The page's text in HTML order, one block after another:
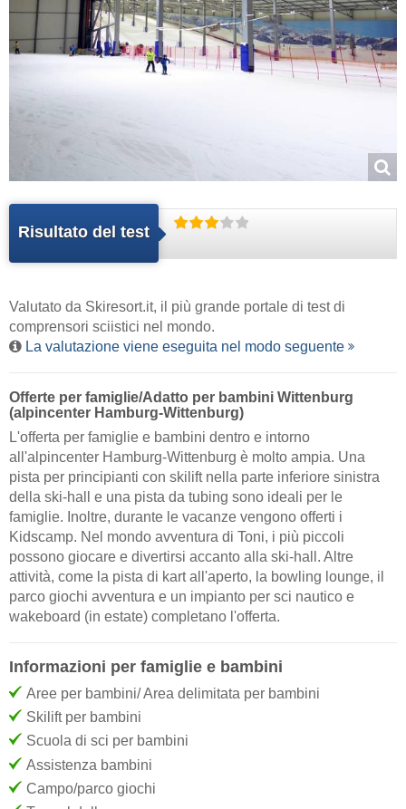
Risultato del test
Valutato da Skiresort.it, il più grande portale di test di
comprensori sciistici nel mondo.
La valutazione viene eseguita nel modo seguente
Offerte per famiglie/Adatto per bambini Wittenburg
(alpincenter Hamburg-Wittenburg)
L'offerta per famiglie e bambini dentro e intorno
all'alpincenter Hamburg-Wittenburg è molto ampia. Una
pista per principianti con skilift nella parte inferiore sinistra
della ski-hall e una pista da tubing sono ideali per le
famiglie. Inoltre, durante le vacanze vengono offerti i
Kidscamp. Nel mondo avventura di Toni, i più piccoli
possono giocare e divertirsi accanto alla ski-hall. Altre
attività, come la pista di kart all'aperto, la bowling lounge, il
parco giochi avventura e un impianto per sci nautico e
wakeboard (in estate) completano l'offerta.
Informazioni per famiglie e bambini
Aree per bambini/ Area delimitata per bambini
Skilift per bambini
Scuola di sci per bambini
Assistenza bambini
Campo/parco giochi